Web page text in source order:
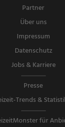
Partner
Über uns
Impressum
Datenschutz
Jobs & Karriere
Presse
Trends &
für